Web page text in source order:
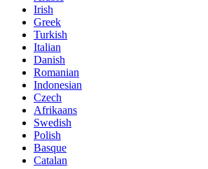
Irish
Greek
Turkish
Italian
Danish
Romanian
Indonesian
Czech
Afrikaans
Swedish
Polish
Basque
Catalan